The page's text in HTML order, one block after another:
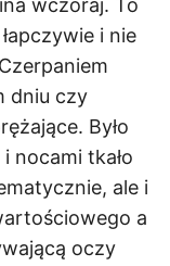
wczoraj. To
i nie
dniu czy
Było
nocami tkało
ale i
a
oczy